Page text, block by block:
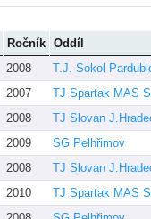
Ročník Oddíl
2008
T.J. Sokol
2007
TJ Spartak MAS
2008
TJ Slovan
2009
SG Pelhřimov
2008
TJ Slovan
2010
TJ Spartak MAS